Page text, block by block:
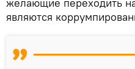
являются